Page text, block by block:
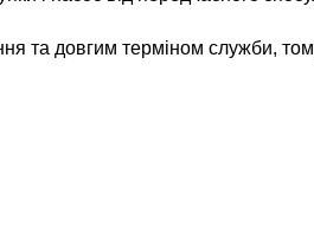
та довгим терміном служби,